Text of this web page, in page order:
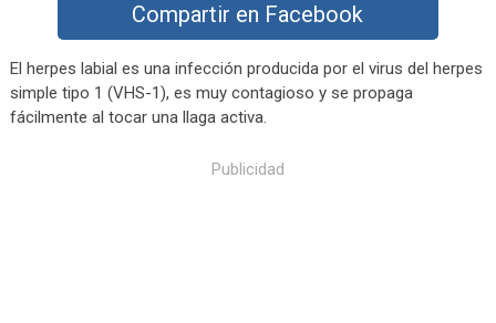
Compartir en Facebook
El herpes labial es una infección producida por el virus del herpes
simple tipo 1 (VHS-1), es muy contagioso y se propaga
fácilmente al tocar una llaga activa.
Publicidad